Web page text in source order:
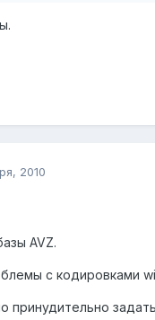
2010
AVZ.
с кодировками
принудительно